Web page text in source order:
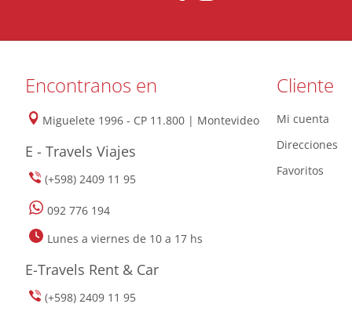
Encontranos en
Miguelete 1996 - CP 11.800 | Montevideo
E - Travels Viajes
(+598) 2409 11 95
092 776 194
Lunes a viernes de 10 a 17 hs
E-Travels Rent & Car
(+598) 2409 11 95
Cliente
Mi cuenta
Direcciones
Favoritos